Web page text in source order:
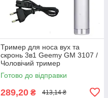
Тример для носа вух та
скронь 3в1 Geemy GM 3107 /
Чоловічий тример
акумуляторний
Готово до відправки
289,20 ₴ 413,14 ₴